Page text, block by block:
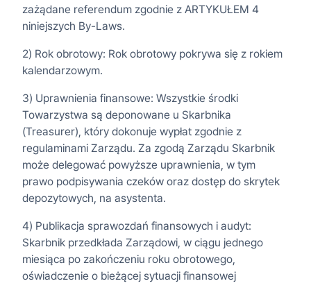
zażądane referendum zgodnie z ARTYKUŁEM 4
niniejszych By-Laws.
2) Rok obrotowy: Rok obrotowy pokrywa się z rokiem
kalendarzowym.
3) Uprawnienia finansowe: Wszystkie środki
Towarzystwa są deponowane u Skarbnika
(Treasurer), który dokonuje wypłat zgodnie z
regulaminami Zarządu. Za zgodą Zarządu Skarbnik
może delegować powyższe uprawnienia, w tym
prawo podpisywania czeków oraz dostęp do skrytek
depozytowych, na asystenta.
4) Publikacja sprawozdań finansowych i audyt:
Skarbnik przedkłada Zarządowi, w ciągu jednego
miesiąca po zakończeniu roku obrotowego,
oświadczenie o bieżącej sytuacji finansowej